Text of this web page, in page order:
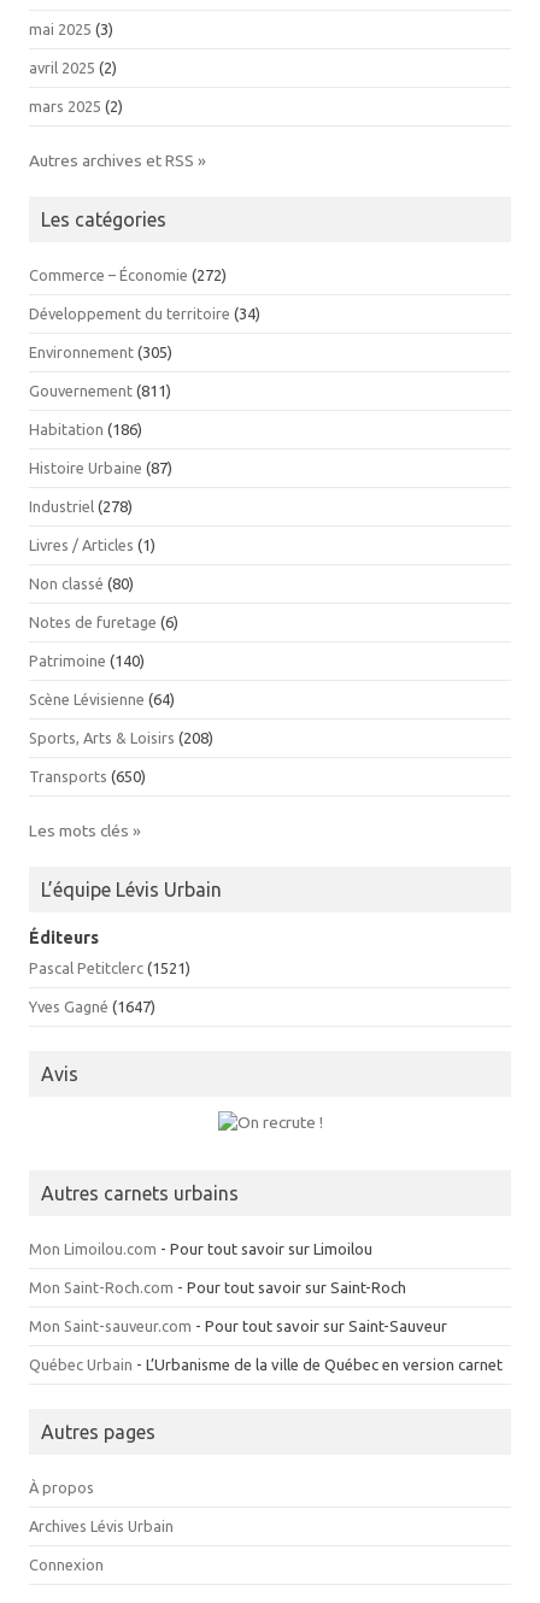
mai 2025 (3)
avril 2025 (2)
mars 2025 (2)
Autres archives et RSS »
Les catégories
Commerce – Économie (272)
Développement du territoire (34)
Environnement (305)
Gouvernement (811)
Habitation (186)
Histoire Urbaine (87)
Industriel (278)
Livres / Articles (1)
Non classé (80)
Notes de furetage (6)
Patrimoine (140)
Scène Lévisienne (64)
Sports, Arts & Loisirs (208)
Transports (650)
Les mots clés »
L’équipe Lévis Urbain
Éditeurs
Pascal Petitclerc (1521)
Yves Gagné (1647)
Avis
Autres carnets urbains
Mon Limoilou.com - Pour tout savoir sur Limoilou
Mon Saint-Roch.com - Pour tout savoir sur Saint-Roch
Mon Saint-sauveur.com - Pour tout savoir sur Saint-Sauveur
Québec Urbain - L’Urbanisme de la ville de Québec en version carnet
Autres pages
À propos
Archives Lévis Urbain
Connexion